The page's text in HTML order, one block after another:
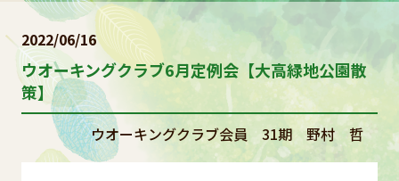
2022/06/16
ウオーキングクラブ6月定例会【大高緑地公園散
策】
ウオーキングクラブ会員 31期 野村 哲